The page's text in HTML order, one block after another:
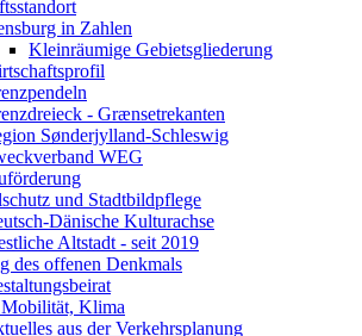
in Zahlen
Kleinräumige Gebietsgliederung
- Grænsetrekanten
Sønderjylland-Schleswig
WEG
und Stadtbildpflege
Dänische Kulturachse
Altstadt - seit 2019
des offenen Denkmals
Mobilität, Klima
aus der Verkehrsplanung